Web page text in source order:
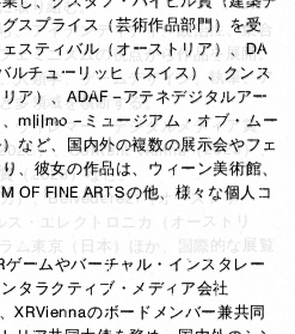
スプライス（芸術作品部門）を受
スティバル（オーストリア）、DA
ルチューリッヒ（スイス）、クンス
ア）、ADAF –アテネデジタルアー
m|i|mo –ミュージアム・オブ・ムー
など、国内外の複数の展示会やフェ
、彼女の作品は、ウィーン美術館、
OF FINE ARTSの他、様々な個人コ
ームやバーチャル・インスタレー
タラクティブ・メディア会社
XRViennaのボードメンバー兼共同
取り組む。
、アイデンティティ、政治性、集合
ェミニズムの視点から作品を展開。
人類学、ゲームデザイン、執筆、ア
多領域を横断する。
ヴィレマー・デジタルメディア賞
）、Content Vienna（2023）、
（2023）など。
）、Belvedere21（オーストリ
・エレクトロニカ（オーストリ
ム東京（日本）ほか、国際的な展覧